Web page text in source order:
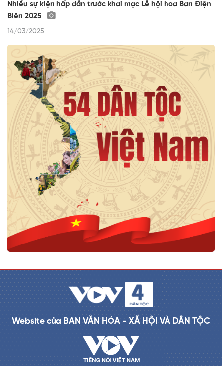
Nhiều sự kiện hấp dẫn trước khai mạc Lễ hội hoa Ban Điện
Biên 2025
14/03/2025
Website của BAN VĂN HÓA - XÃ HỘI VÀ DÂN TỘC